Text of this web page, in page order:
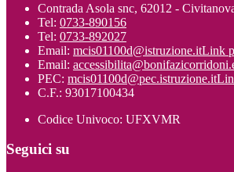
Contrada Asola snc, 62012 -
Tel: 0733-890156
Tel: 0733-892027
Email: mcis01100d@istruzione.itLink
Email:
PEC: mcis01100d@pec.istruzione.it
C.F.: 93017100434
Codice Univoco: UFXVMR
Seguici su